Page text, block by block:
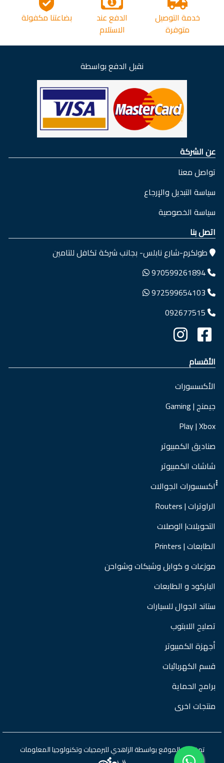
خدمة التوصيل
متوفرة
الدفع عند
الاستلام
بضاعتنا مكفولة
نقبل الدفع بواسطة
عن الشركة
تواصل معنا
سياسة التبديل والإرجاع
سياسة الخصوصية
اتصل بنا
طولكرم-شارع نابلس- بجانب شركة تكافل للتامين
970599261894
972599654103
092677515
الأقسام
الأكسسورات
جيمنج | Gaming
Play | Xbox
صناديق الكمبيوتر
شاشات الكمبيوتر
ْْْاكسسورات الجوالات
الراوترات | Routers
التحويلات| الوصلات
الطابعات | Printers
موزعات و كوابل وشبكات وشواحن
الباركود و الطابعات
ستاند الجوال للسيارات
تصليح اللابتوب
أجهزة الكمبيوتر
قسم الكهربائيات
برامج الحماية
منتجات اخرى
تم تطوير الموقع بواسطةالزاهدي للبرمجيات وتكنولوجيا المعلومات